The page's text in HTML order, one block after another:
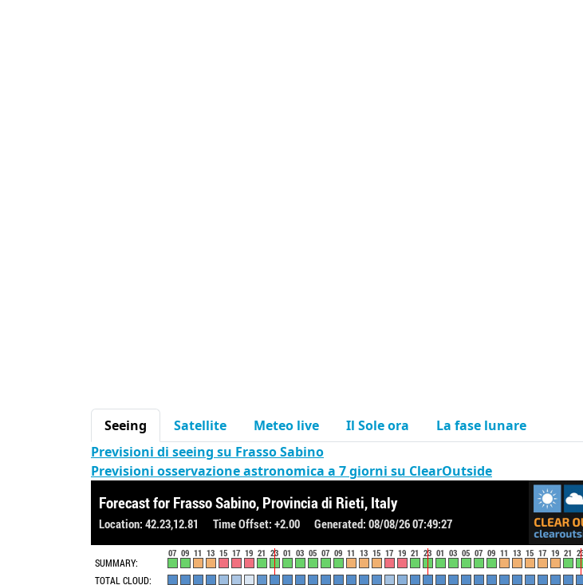
Seeing Satellite Meteo live Il Sole ora
La fase lunare
Previsioni di seeing su Frasso Sabino
Previsioni osservazione astronomica a 7 giorni su ClearOutside